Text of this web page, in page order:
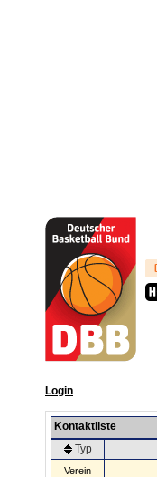
Login
Kontaktliste
Typ
Verein